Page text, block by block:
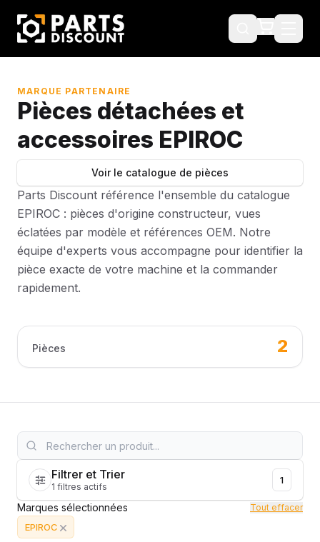
MARQUE PARTENAIRE
Pièces détachées et
accessoires EPIROC
Voir le catalogue de pièces
Parts Discount référence l'ensemble du catalogue
EPIROC : pièces d'origine constructeur, vues
éclatées par modèle et références OEM. Notre
équipe d'experts vous accompagne pour identifier la
pièce exacte de votre machine et la commander
rapidement.
Pièces 2
Filtrer et Trier
1 filtres actifs
1
Marques sélectionnées Tout effacer
EPIROC